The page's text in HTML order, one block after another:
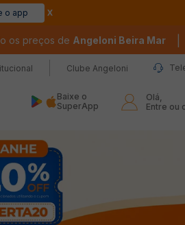
o app
os preços de Angeloni Beira Mar
Clube Angeloni
Baixe o
SuperApp
Olá,
Entre ou